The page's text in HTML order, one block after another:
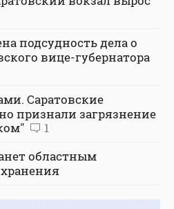
подсудность дела о
вице-губернатора
Саратовские
признали загрязнение
1
областным